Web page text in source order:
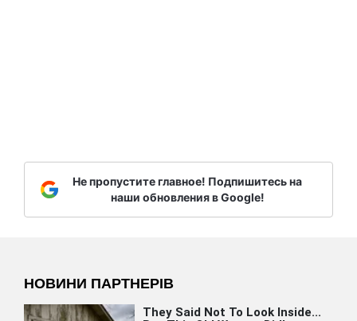
Не пропустите главное! Подпишитесь на
наши обновления в Google!